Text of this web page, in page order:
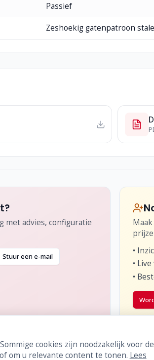
Passief
Zeshoekig gatenpatroon
met advies, configuratie
Stuur een e-mail
•
•
•
cookies zijn noodzakelijk voor de
om u relevante content te tonen. Lees